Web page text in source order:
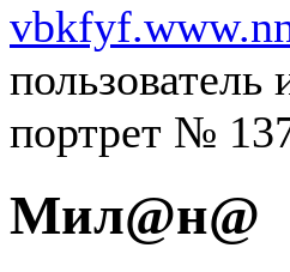
пользователь
портрет №
Мил@н@